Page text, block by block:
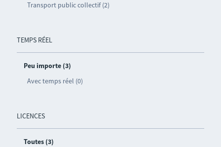
Transport public collectif (2)
TEMPS RÉEL
Peu importe (3)
Avec temps réel (0)
LICENCES
Toutes (3)